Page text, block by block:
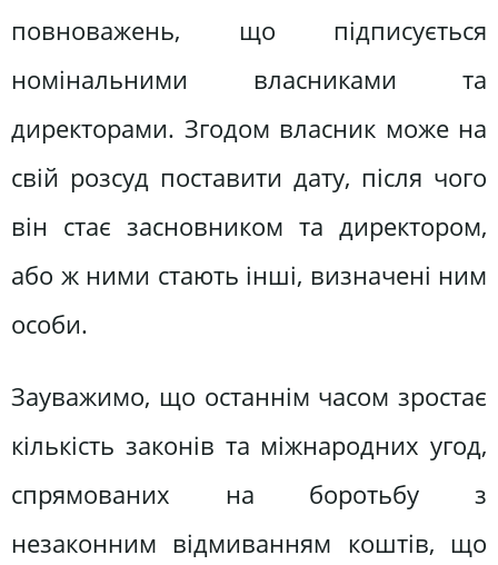
повноважень, що підписується
номінальними власниками та
директорами. Згодом власник може на
свій розсуд поставити дату, після чого
він стає засновником та директором,
або ж ними стають інші, визначені ним
особи.
Зауважимо, що останнім часом зростає
кількість законів та міжнародних угод,
спрямованих на боротьбу з
незаконним відмиванням коштів, що